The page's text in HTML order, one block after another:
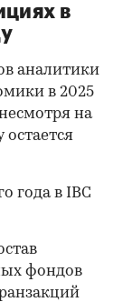
в
аналитики
в 2025
на
года в IBC
фондов